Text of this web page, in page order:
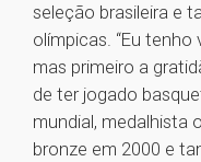
seleção brasileira e
olímpicas. “Eu
mas primeiro a
de ter jogado
mundial, medalhista
bronze em 2000 e